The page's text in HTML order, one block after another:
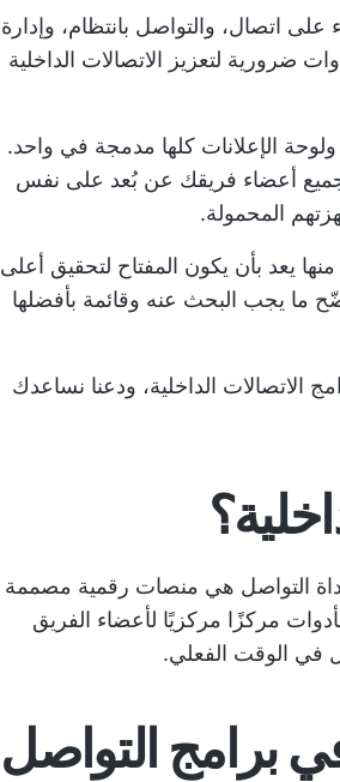
على اتصال، والتواصل بانتظام، وإدارة
ضرورية لتعزيز الاتصالات الداخلية
ولوحة الإعلانات كلها مدمجة في واحد.
جميع أعضاء فريقك عن بُعد على نفس
المحمولة.
يعد بأن يكون المفتاح لتحقيق أعلى
ما يجب البحث عنه وقائمة بأفضلها
الاتصالات الداخلية، ودعنا نساعدك
التواصل هي منصات رقمية مصممة
مركزًا مركزيًا لأعضاء الفريق
في الوقت الفعلي.
برامج التواصل